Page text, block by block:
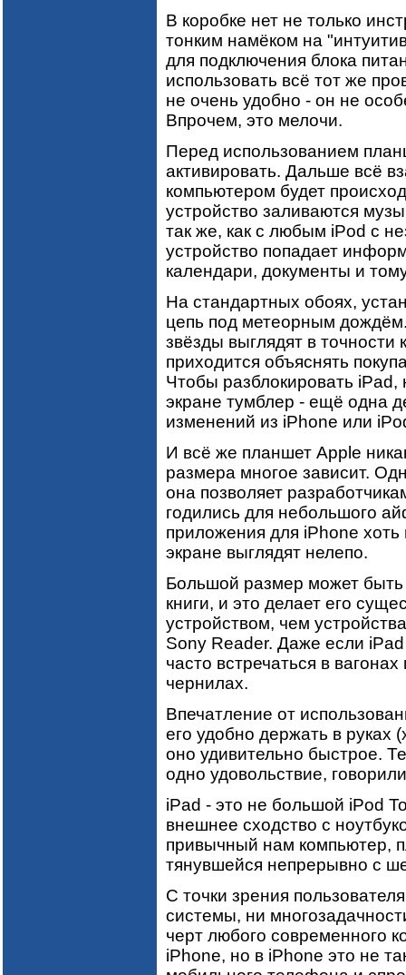
В коробке нет не только
тонким намёком на
для подключения блока
использовать всё тот же
не очень удобно - он не
Впрочем, это мелочи.
Перед использованием
активировать. Дальше всё
компьютером будет
устройство заливаются
так же, как с любым iPod с
устройство попадает
календари, документы и
На стандартных обоях,
цепь под метеорным
звёзды выглядят в
приходится объяснять
Чтобы разблокировать
экране тумблер - ещё одна
изменений из iPhone или
И всё же планшет Apple
размера многое зависит.
она позволяет
годились для небольшого
приложения для iPhone
экране выглядят нелепо.
Большой размер может
книги, и это делает его
устройством, чем
Sony Reader. Даже если
часто встречаться в
чернилах.
Впечатление от
его удобно держать в руках
оно удивительно быстрое.
одно удовольствие,
iPad - это не большой iPod
внешнее сходство с
привычный нам компьютер,
тянувшейся непрерывно с
С точки зрения
системы, ни
черт любого современного
iPhone, но в iPhone это не